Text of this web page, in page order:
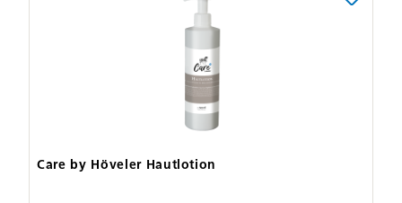
Care by Höveler Hautlotion